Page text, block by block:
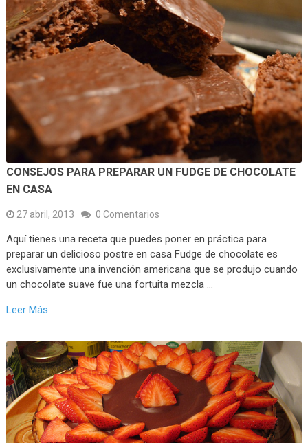
CONSEJOS PARA PREPARAR UN FUDGE DE CHOCOLATE
EN CASA
27 abril, 2013 0 Comentarios
Aquí tienes una receta que puedes poner en práctica para
preparar un delicioso postre en casa Fudge de chocolate es
exclusivamente una invención americana que se produjo cuando
un chocolate suave fue una fortuita mezcla …
Leer Más